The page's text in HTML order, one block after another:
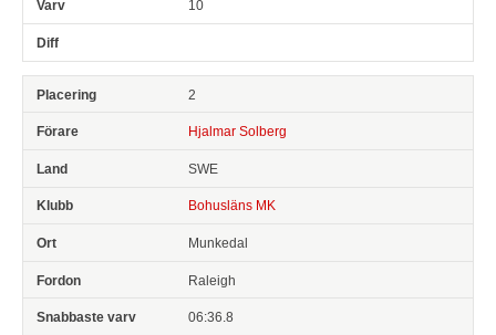
10
2
Hjalmar Solberg
SWE
Bohusläns MK
Munkedal
Raleigh
06:36.8